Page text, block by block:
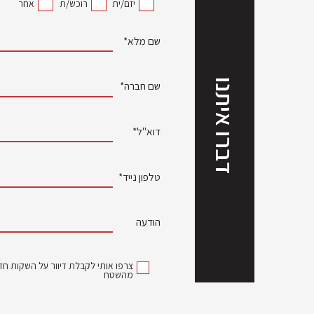
דברו איתנו
יזם/ית
רוכש/ת אחר
שם מלא*
שם חברה*
דוא"ל*
טלפון נייד*
הודעה
צרפו אותי לקבלת דיוור על השקות
מהשטח